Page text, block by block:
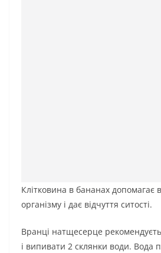
Клітковина в бананах допомагає
організму і дає відчуття ситості.
Вранці натщесерце
і випивати 2 склянки води. Вода